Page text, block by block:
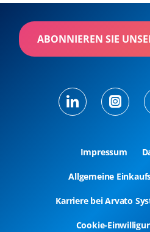
ABONNIEREN SIE
Impressum
Allgemeine
Karriere bei Arvato
Cookie-